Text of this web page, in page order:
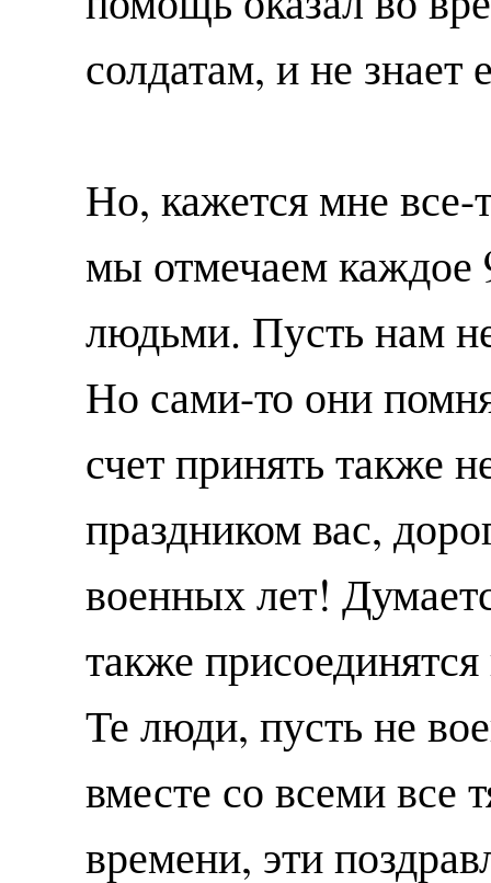
солдатам, и не
Но, кажется мне все-
мы отмечаем каждое
людьми. Пусть нам
Но сами-то они
счет принять также
праздником вас,
военных лет!
также
Те люди, пусть не
вместе со всеми все
времени, эти